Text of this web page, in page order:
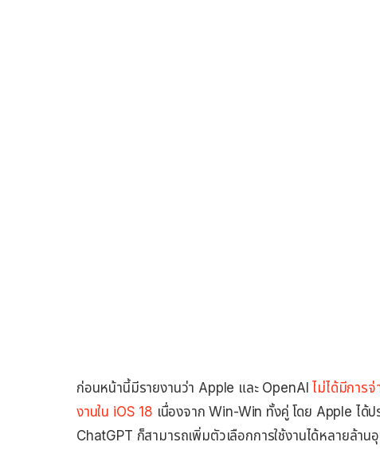
ก่อนหน้านี้มีรายงานว่า Apple และ OpenAI ไม่ได้มีการจ่
งานใน iOS 18 เนื่องจาก Win-Win ทั้งคู่ โดย Apple ได้ป
ChatGPT ก็สามารถเพิ่มตัวเลือกการใช้งานได้หลายล้า